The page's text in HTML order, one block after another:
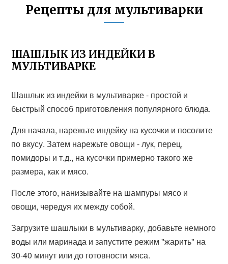
Рецепты для мультиварки
ШАШЛЫК ИЗ ИНДЕЙКИ В
МУЛЬТИВАРКЕ
Шашлык из индейки в мультиварке - простой и
быстрый способ приготовления популярного блюда.
Для начала, нарежьте индейку на кусочки и посолите
по вкусу. Затем нарежьте овощи - лук, перец,
помидоры и т.д., на кусочки примерно такого же
размера, как и мясо.
После этого, нанизывайте на шампуры мясо и
овощи, чередуя их между собой.
Загрузите шашлыки в мультиварку, добавьте немного
воды или маринада и запустите режим "жарить" на
30-40 минут или до готовности мяса.